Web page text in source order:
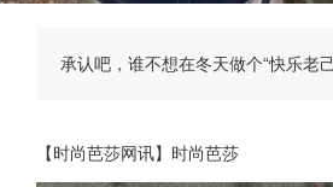
承认吧，谁不想在冬天做个“快乐老
【时尚芭莎网讯】时尚芭莎